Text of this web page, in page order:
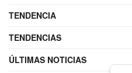
TENDENCIA
TENDENCIAS
ÚLTIMAS NOTICIAS